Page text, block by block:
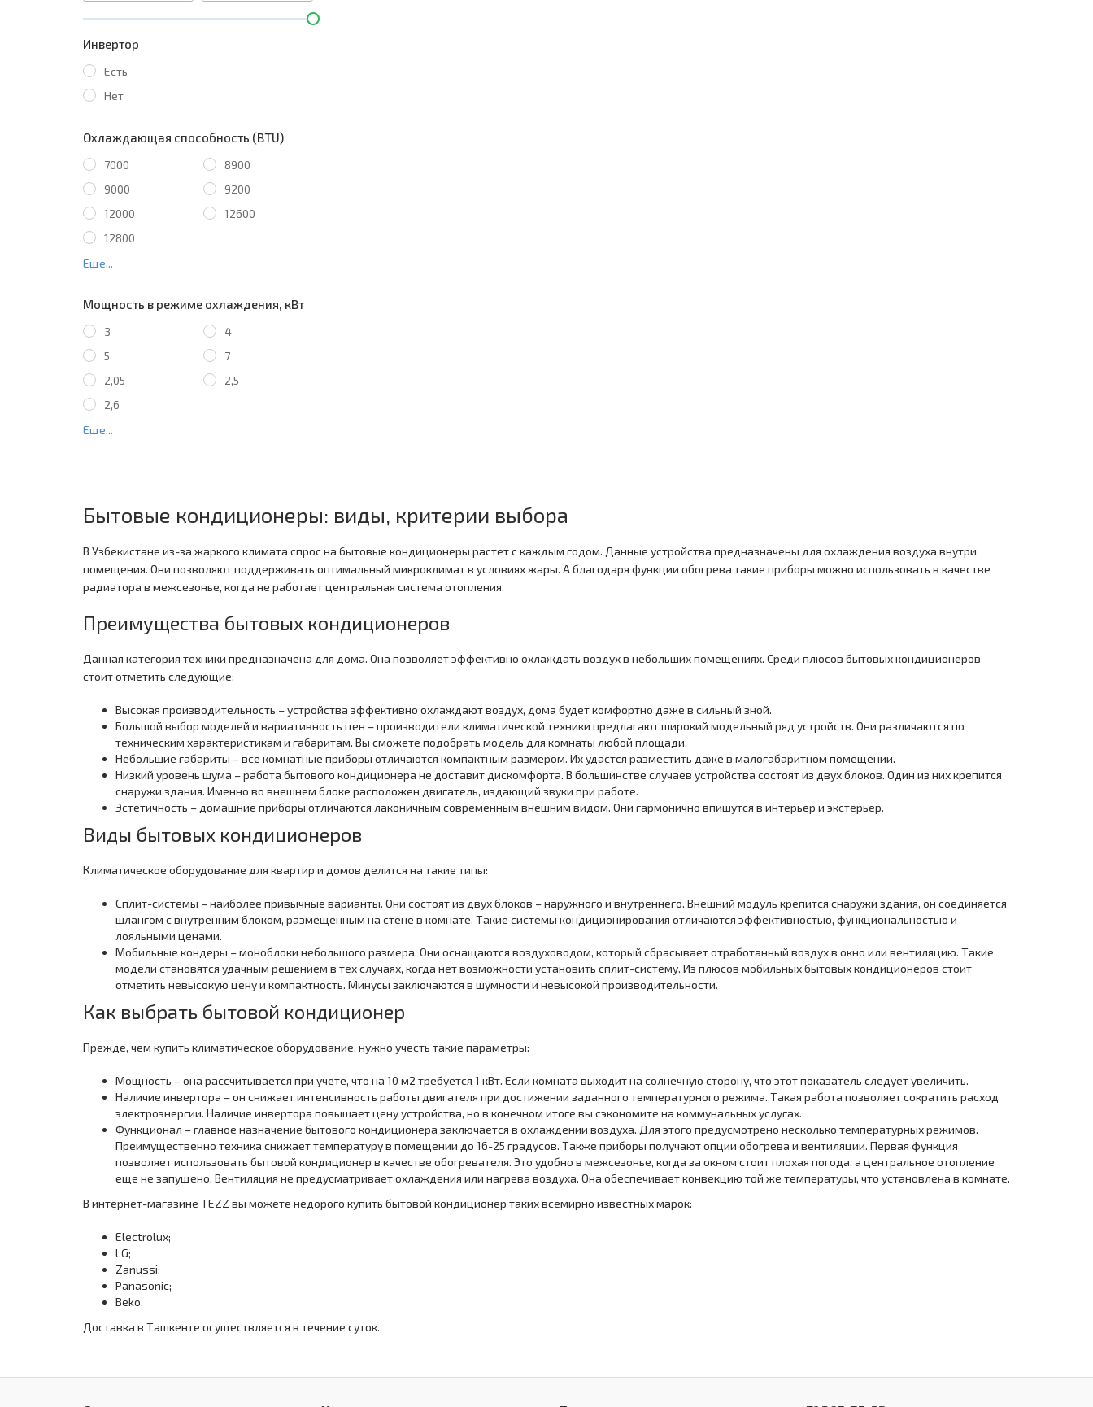
Инвертор
Есть
Нет
Охлаждающая способность (BTU)
7000
8900
9000
9200
12000
12600
12800
Еще...
Мощность в режиме охлаждения, кВт
3
4
5
7
2,05
2,5
2,6
Еще...
Бытовые кондиционеры: виды, критерии выбора
В Узбекистане из-за жаркого климата спрос на бытовые кондиционеры растет с каждым годом. Данные устройства предназначены для охлаждения воздуха внутри
помещения. Они позволяют поддерживать оптимальный микроклимат в условиях жары. А благодаря функции обогрева такие приборы можно использовать в качестве
радиатора в межсезонье, когда не работает центральная система отопления.
Преимущества бытовых кондиционеров
Данная категория техники предназначена для дома. Она позволяет эффективно охлаждать воздух в небольших помещениях. Среди плюсов бытовых кондиционеров
стоит отметить следующие:
Высокая производительность – устройства эффективно охлаждают воздух, дома будет комфортно даже в сильный зной.
Большой выбор моделей и вариативность цен – производители климатической техники предлагают широкий модельный ряд устройств. Они различаются по
техническим характеристикам и габаритам. Вы сможете подобрать модель для комнаты любой площади.
Небольшие габариты – все комнатные приборы отличаются компактным размером. Их удастся разместить даже в малогабаритном помещении.
Низкий уровень шума – работа бытового кондиционера не доставит дискомфорта. В большинстве случаев устройства состоят из двух блоков. Один из них крепится
снаружи здания. Именно во внешнем блоке расположен двигатель, издающий звуки при работе.
Эстетичность – домашние приборы отличаются лаконичным современным внешним видом. Они гармонично впишутся в интерьер и экстерьер.
Виды бытовых кондиционеров
Климатическое оборудование для квартир и домов делится на такие типы:
Сплит-системы – наиболее привычные варианты. Они состоят из двух блоков – наружного и внутреннего. Внешний модуль крепится снаружи здания, он соединяется
шлангом с внутренним блоком, размещенным на стене в комнате. Такие системы кондиционирования отличаются эффективностью, функциональностью и
лояльными ценами.
Мобильные кондеры – моноблоки небольшого размера. Они оснащаются воздуховодом, который сбрасывает отработанный воздух в окно или вентиляцию. Такие
модели становятся удачным решением в тех случаях, когда нет возможности установить сплит-систему. Из плюсов мобильных бытовых кондиционеров стоит
отметить невысокую цену и компактность. Минусы заключаются в шумности и невысокой производительности.
Как выбрать бытовой кондиционер
Прежде, чем купить климатическое оборудование, нужно учесть такие параметры:
Мощность – она рассчитывается при учете, что на 10 м2 требуется 1 кВт. Если комната выходит на солнечную сторону, что этот показатель следует увеличить.
Наличие инвертора – он снижает интенсивность работы двигателя при достижении заданного температурного режима. Такая работа позволяет сократить расход
электроэнергии. Наличие инвертора повышает цену устройства, но в конечном итоге вы сэкономите на коммунальных услугах.
Функционал – главное назначение бытового кондиционера заключается в охлаждении воздуха. Для этого предусмотрено несколько температурных режимов.
Преимущественно техника снижает температуру в помещении до 16-25 градусов. Также приборы получают опции обогрева и вентиляции. Первая функция
позволяет использовать бытовой кондиционер в качестве обогревателя. Это удобно в межсезонье, когда за окном стоит плохая погода, а центральное отопление
еще не запущено. Вентиляция не предусматривает охлаждения или нагрева воздуха. Она обеспечивает конвекцию той же температуры, что установлена в комнате.
В интернет-магазине TEZZ вы можете недорого купить бытовой кондиционер таких всемирно известных марок:
Electrolux;
LG;
Zanussi;
Panasonic;
Beko.
Доставка в Ташкенте осуществляется в течение суток.